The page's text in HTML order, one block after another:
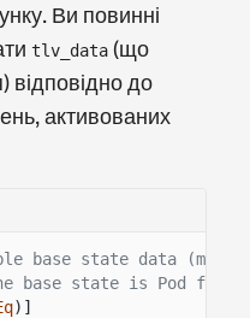
Ви повинні
tlv_data (що
відповідно до
активованих
base state data (mint
base state is Pod for
)]